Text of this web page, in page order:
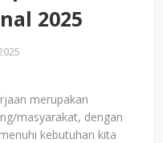
2025
merupakan
masyarakat, dengan
kebutuhan kita